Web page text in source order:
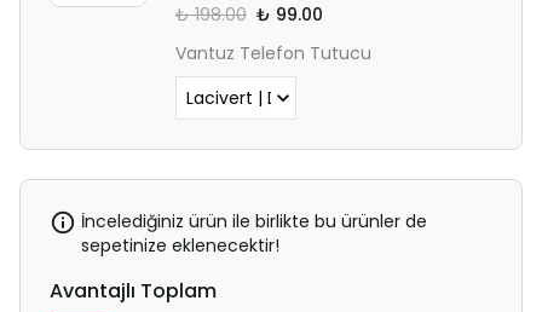
₺ 198.00 ₺ 99.00
Vantuz Telefon Tutucu
İncelediğiniz ürün ile birlikte bu ürünler de
sepetinize eklenecektir!
Avantajlı Toplam